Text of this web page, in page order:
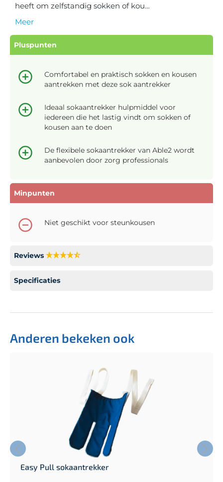
heeft om zelfstandig sokken of kou…
Meer
Pluspunten
Comfortabel en praktisch sokken en kousen
aantrekken met deze sok aantrekker
Ideaal sokaantrekker hulpmiddel voor
iedereen die het lastig vindt om sokken of
kousen aan te doen
De flexibele sokaantrekker van Able2 wordt
aanbevolen door zorg professionals
Minpunten
Niet geschikt voor steunkousen
Reviews
Specificaties
Anderen bekeken ook
Easy Pull sokaantrekker